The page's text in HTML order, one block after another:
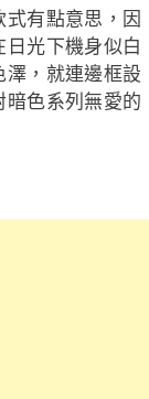
有點意思，因
光下機身似白
，就連邊框設
色系列無愛的